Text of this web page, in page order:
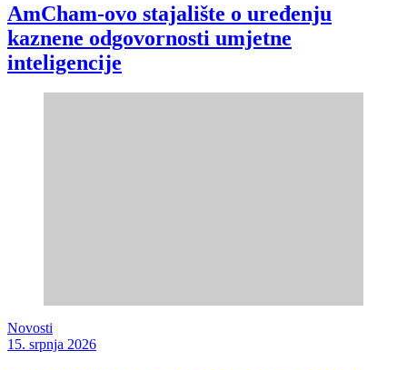
AmCham-ovo stajalište o uređenju
kaznene odgovornosti umjetne
inteligencije
Novosti
15. srpnja 2026